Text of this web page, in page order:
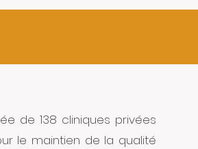
de 138 cliniques privées
le maintien de la qualité